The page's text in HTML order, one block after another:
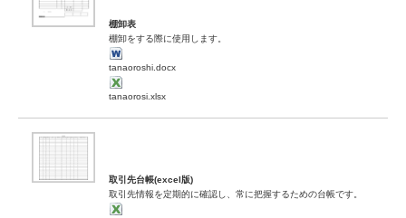
棚卸表
棚卸をする際に使用します。
tanaoroshi.docx
tanaorosi.xlsx
取引先台帳(excel版)
取引先情報を定期的に確認し、常に把握するための台帳です。